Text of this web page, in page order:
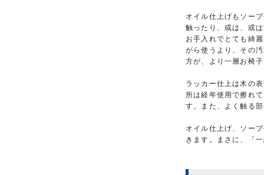
オイル仕上げもソー
触ったり、或は、或
お手入れでとても綺
がら使うより、その
方が、より一層お椅
ラッカー仕上は木の
所は経年使用で擦れ
す。また、よく触る
オイル仕上げ、ソー
きます。まさに、「